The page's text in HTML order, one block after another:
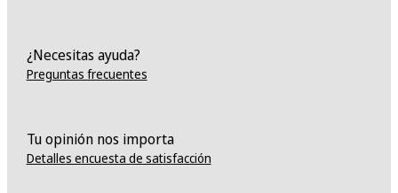
¿Necesitas ayuda?
Preguntas frecuentes
Tu opinión nos importa
Detalles encuesta de satisfacción